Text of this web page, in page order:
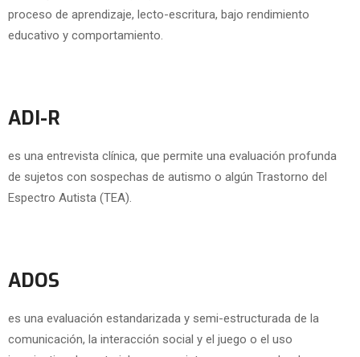
proceso de aprendizaje, lecto-escritura, bajo rendimiento
educativo y comportamiento.
ADI-R
es una entrevista clínica, que permite una evaluación profunda
de sujetos con sospechas de autismo o algún Trastorno del
Espectro Autista (TEA).
ADOS
es una evaluación estandarizada y semi-estructurada de la
comunicación, la interacción social y el juego o el uso